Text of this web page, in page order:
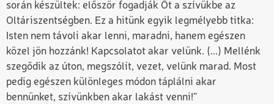
során készültek: először fogadják Őt a szívükbe az
Oltáriszentségben. Ez a hitünk egyik legmélyebb titka:
Isten nem távoli akar lenni, maradni, hanem egészen
közel jön hozzánk! Kapcsolatot akar velünk. (...) Mellénk
szegődik az úton, megszólít, vezet, velünk marad. Most
pedig egészen különleges módon táplálni akar
bennünket, szívünkben akar lakást venni!”